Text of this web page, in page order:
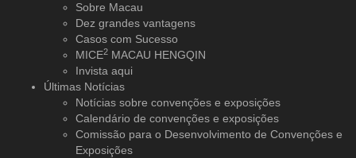
Sobre Macau
Dez grandes vantagens
Casos com Sucesso
MICE2 MACAU HENGQIN
Invista aqui
Últimas Notícias
Notícias sobre convenções e exposições
Calendário de convenções e exposições
Comissão para o Desenvolvimento de Convenções e
Exposições